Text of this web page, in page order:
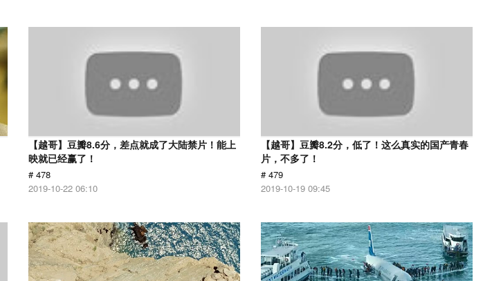
【越哥】豆瓣8.6分，差点就成了大陆禁片！能上
映就已经赢了！
# 478
2019-10-22 06:10
【越哥】豆瓣8.2分，低了！这么真实的国产青春
片，不多了！
# 479
2019-10-19 09:45